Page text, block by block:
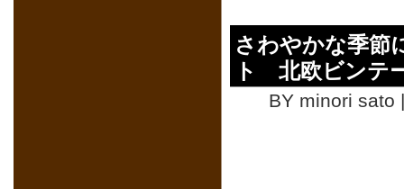
さわやかな季
ト 北欧ビンテ
BY minori sato